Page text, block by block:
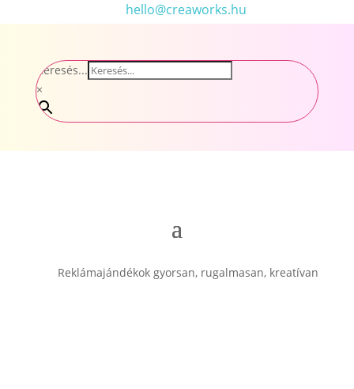
hello@creaworks.hu
Keresés...
×
Reklámajándékok gyorsan, rugalmasan, kreatívan